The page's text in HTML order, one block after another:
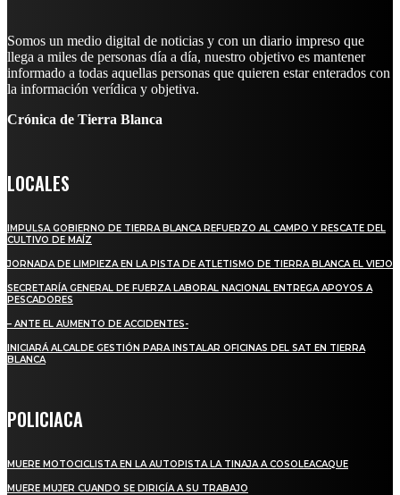
Somos un medio digital de noticias y con un diario impreso que
llega a miles de personas día a día, nuestro objetivo es mantener
informado a todas aquellas personas que quieren estar enterados con
la información verídica y objetiva.
Crónica de Tierra Blanca
LOCALES
IMPULSA GOBIERNO DE TIERRA BLANCA REFUERZO AL CAMPO Y RESCATE DEL
CULTIVO DE MAÍZ
JORNADA DE LIMPIEZA EN LA PISTA DE ATLETISMO DE TIERRA BLANCA EL VIEJO
SECRETARÍA GENERAL DE FUERZA LABORAL NACIONAL ENTREGA APOYOS A
PESCADORES
– ANTE EL AUMENTO DE ACCIDENTES-
INICIARÁ ALCALDE GESTIÓN PARA INSTALAR OFICINAS DEL SAT EN TIERRA
BLANCA
POLICIACA
MUERE MOTOCICLISTA EN LA AUTOPISTA LA TINAJA A COSOLEACAQUE
MUERE MUJER CUANDO SE DIRIGÍA A SU TRABAJO